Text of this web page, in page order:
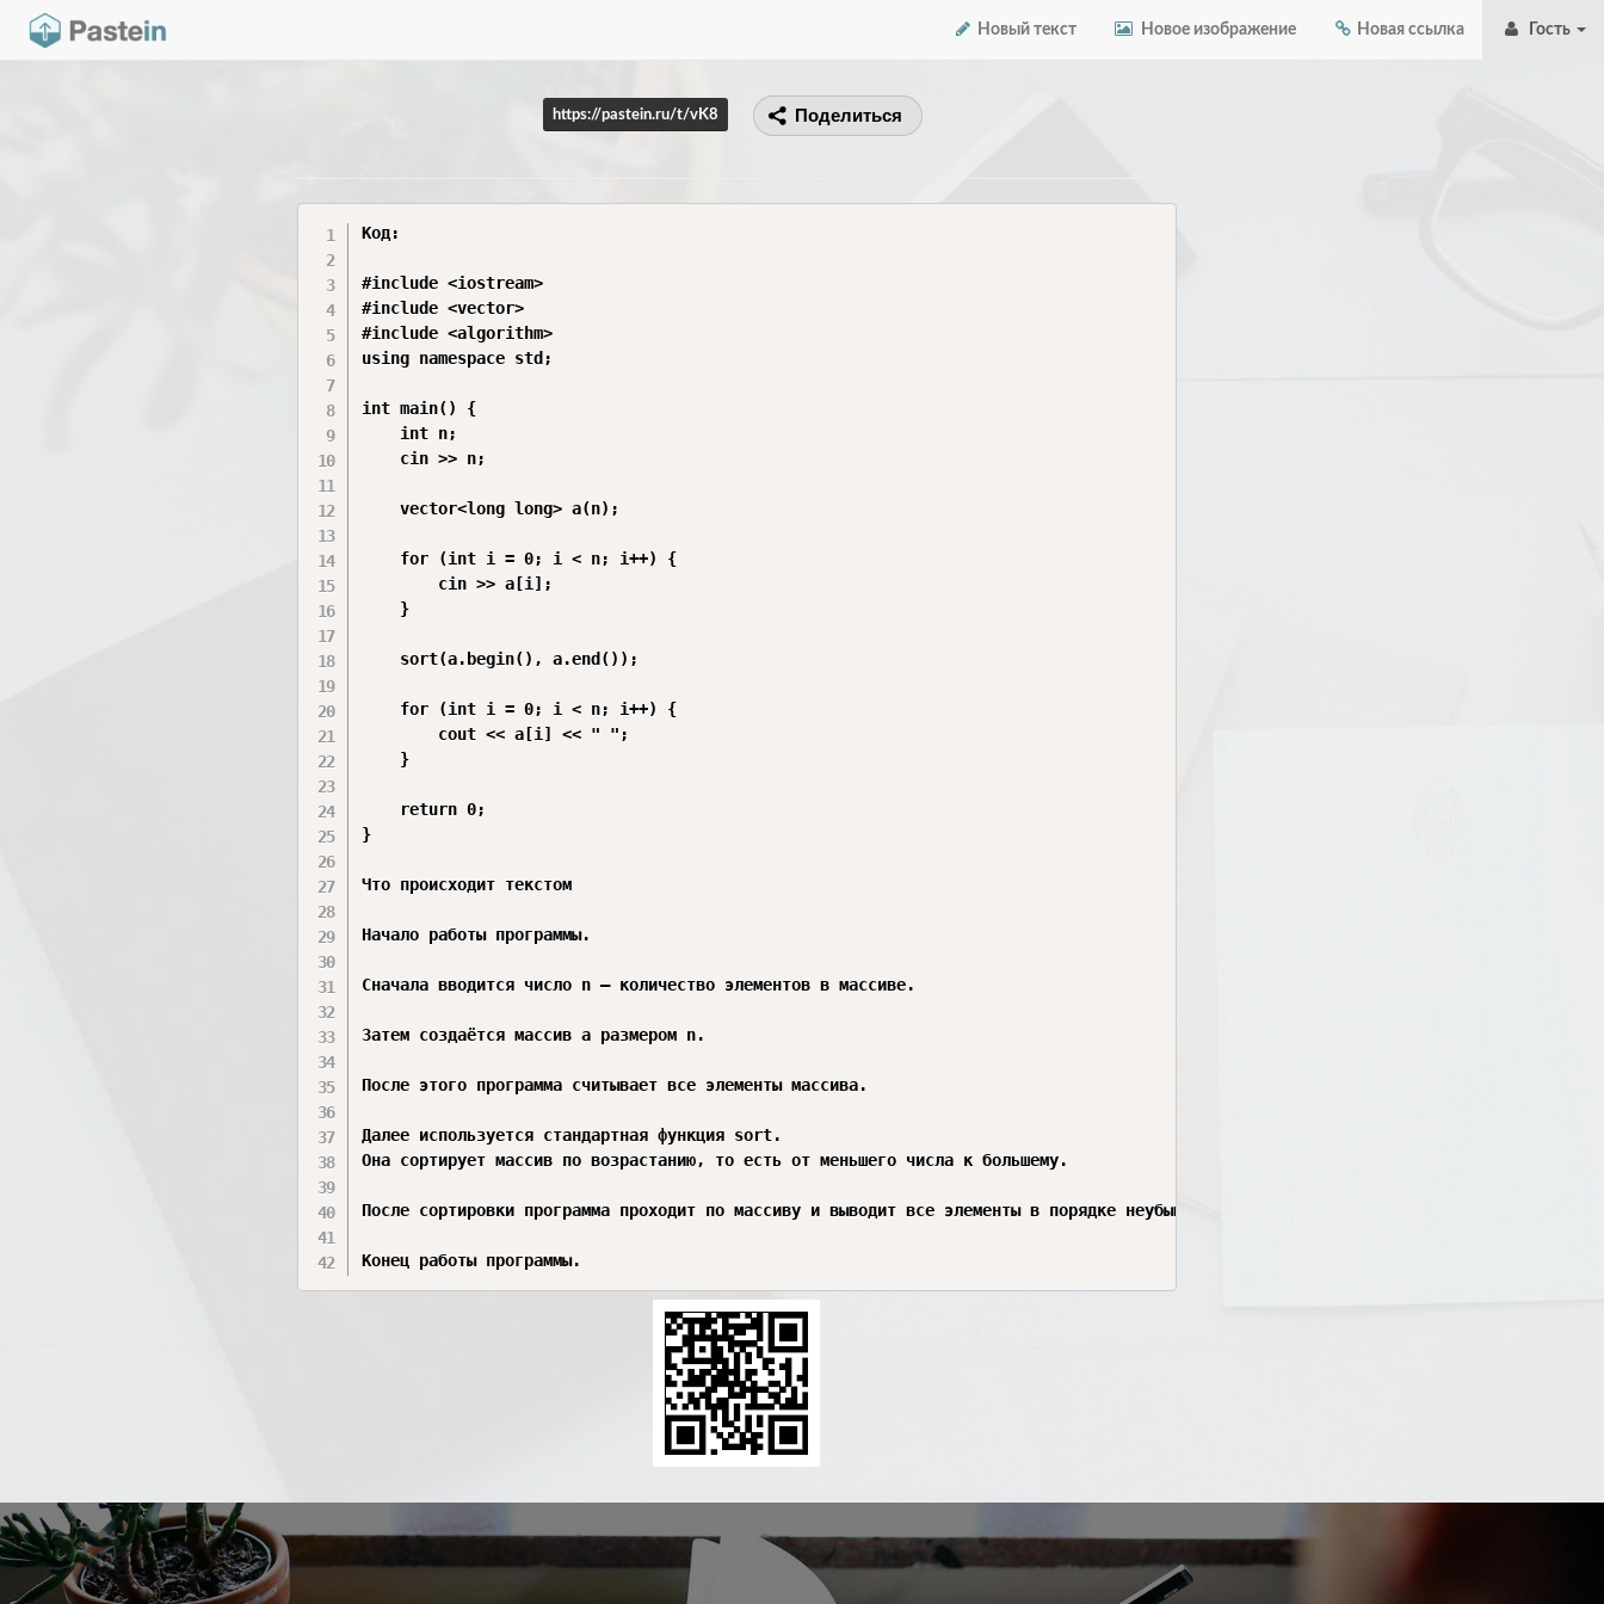
Новый текст Новое изображение Новая ссылка Гость
https://pastein.ru/t/vK8 Поделиться
Код:
#include <iostream>
#include <vector>
#include <algorithm>
using namespace std;
int main() {
    int n;
    cin >> n;
    vector<long long> a(n);
    for (int i = 0; i < n; i++) {
        cin >> a[i];
    }
    sort(a.begin(), a.end());
    for (int i = 0; i < n; i++) {
        cout << a[i] << " ";
    }
    return 0;
}
Что происходит текстом
Начало работы программы.
Сначала вводится число n — количество элементов в массиве.
Затем создаётся массив a размером n.
После этого программа считывает все элементы массива.
Далее используется стандартная функция sort.
Она сортирует массив по возрастанию, то есть от меньшего числа к большему.
После сортировки программа проходит по массиву и выводит все элементы в порядке неубывания.
Конец работы программы.